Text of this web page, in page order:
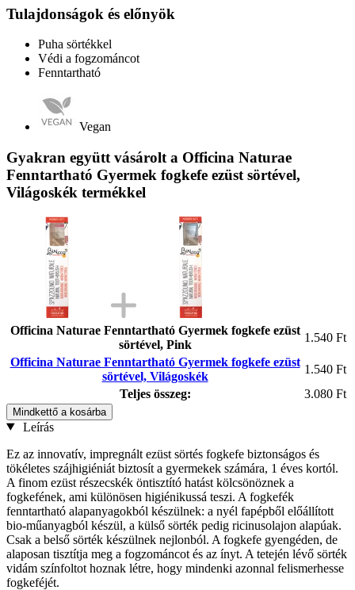
Tulajdonságok és előnyök
Puha sörtékkel
Védi a fogzománcot
Fenntartható
Vegan
Gyakran együtt vásárolt a Officina Naturae
Fenntartható Gyermek fogkefe ezüst sörtével,
Világoskék termékkel
Officina Naturae Fenntartható Gyermek fogkefe ezüst
sörtével, Pink
1.540 Ft
Officina Naturae Fenntartható Gyermek fogkefe ezüst
sörtével, Világoskék
1.540 Ft
Teljes összeg:
3.080 Ft
Mindkettő a kosárba
Leírás
Ez az innovatív, impregnált ezüst sörtés fogkefe biztonságos és
tökéletes szájhigiéniát biztosít a gyermekek számára, 1 éves kortól.
A finom ezüst részecskék öntisztító hatást kölcsönöznek a
fogkefének, ami különösen higiénikussá teszi. A fogkefék
fenntartható alapanyagokból készülnek: a nyél fapépből előállított
bio-műanyagból készül, a külső sörték pedig ricinusolajon alapúak.
Csak a belső sörték készülnek nejlonból. A fogkefe gyengéden, de
alaposan tisztítja meg a fogzománcot és az ínyt. A tetején lévő sörték
vidám színfoltot hoznak létre, hogy mindenki azonnal felismerhesse
fogkeféjét.